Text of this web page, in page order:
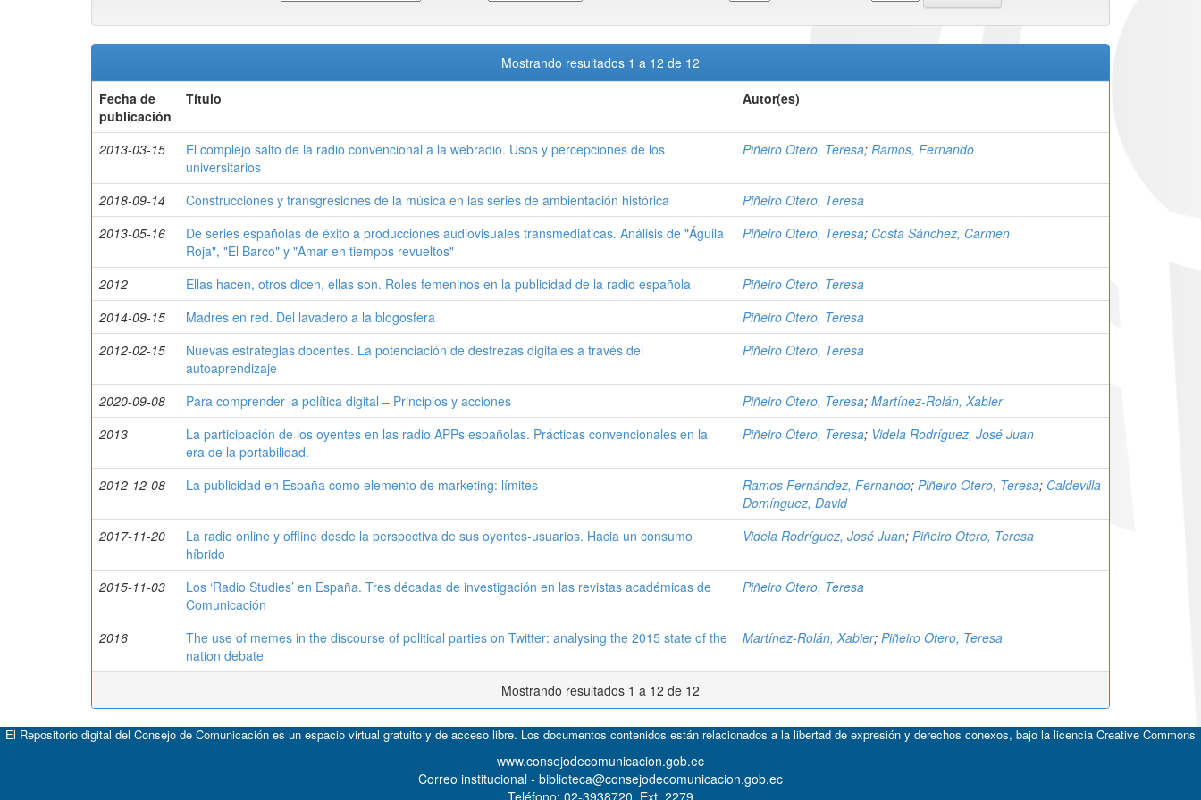
Mostrando resultados 1 a 12 de 12
Fecha de
publicación
Título Autor(es)
2013-03-15
El complejo salto de la radio convencional a la webradio. Usos y percepciones de los
universitarios
Piñeiro Otero, Teresa; Ramos, Fernando
2018-09-14 Construcciones y transgresiones de la música en las series de ambientación histórica
Piñeiro Otero, Teresa
2013-05-16
De series españolas de éxito a producciones audiovisuales transmediáticas. Análisis de "Águila
Roja", "El Barco" y "Amar en tiempos revueltos"
Piñeiro Otero, Teresa; Costa Sánchez, Carmen
2012 Ellas hacen, otros dicen, ellas son. Roles femeninos en la publicidad de la radio española
Piñeiro Otero, Teresa
2014-09-15
Madres en red. Del lavadero a la blogosfera
Piñeiro Otero, Teresa
2012-02-15
Nuevas estrategias docentes. La potenciación de destrezas digitales a través del
autoaprendizaje
Piñeiro Otero, Teresa
2020-09-08 Para comprender la política digital – Principios y acciones Piñeiro Otero, Teresa; Martínez-Rolán, Xabier
2013
La participación de los oyentes en las radio APPs españolas. Prácticas convencionales en la
era de la portabilidad.
Piñeiro Otero, Teresa; Videla Rodríguez, José Juan
2012-12-08 La publicidad en España como elemento de marketing: límites Ramos Fernández, Fernando; Piñeiro Otero, Teresa; Caldevilla
Domínguez, David
2017-11-20
La radio online y offline desde la perspectiva de sus oyentes-usuarios. Hacia un consumo
híbrido
Videla Rodríguez, José Juan; Piñeiro Otero, Teresa
2015-11-03
Los ‘Radio Studies’ en España. Tres décadas de investigación en las revistas académicas de
Comunicación
Piñeiro Otero, Teresa
2016
The use of memes in the discourse of political parties on Twitter: analysing the 2015 state of the
nation debate
Martínez-Rolán, Xabier; Piñeiro Otero, Teresa
Mostrando resultados 1 a 12 de 12
El Repositorio digital del Consejo de Comunicación es un espacio virtual gratuito y de acceso libre. Los documentos contenidos están relacionados a la libertad de expresión y derechos conexos, bajo la licencia Creative Commons
www.consejodecomunicacion.gob.ec
Correo institucional - biblioteca@consejodecomunicacion.gob.ec
Teléfono: 02-3938720, Ext. 2279